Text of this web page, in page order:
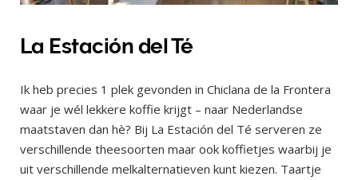
La Estación del Té
Ik heb precies 1 plek gevonden in Chiclana de la Frontera
waar je wél lekkere koffie krijgt – naar Nederlandse
maatstaven dan hè? Bij La Estación del Té serveren ze
verschillende theesoorten maar ook koffietjes waarbij je
uit verschillende melkalternatieven kunt kiezen. Taartje